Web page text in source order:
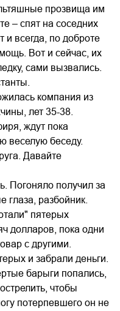
прозвища им
– спят на соседних
и всегда, по доброте
Вот и сейчас, их
сами вызвались.
компания из
лет 35-38.
ждут пока
веселую беседу.
Давайте
Погоняло получил за
глаза, разбойник.
пятерых
долларов, пока одни
с другими.
и забрали деньги.
барыги попались,
чтобы
потерпевшего он не